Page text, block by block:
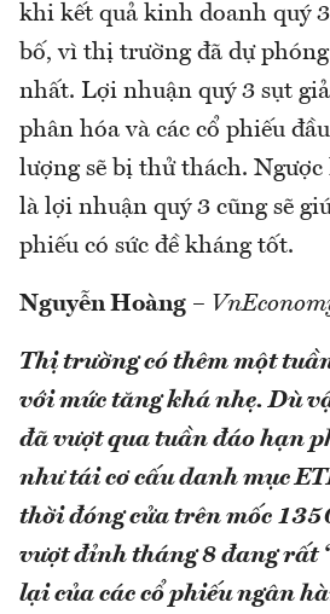
khi kết quả kinh doanh quý
bố, vì thị trường đã dự
nhất. Lợi nhuận quý 3 sụt
phân hóa và các cổ phiếu
lượng sẽ bị thử thách.
là lợi nhuận quý 3 cũng sẽ
phiếu có sức đề kháng tốt.
Nguyễn Hoàng –
Thị trường có thêm một
với mức tăng khá nhẹ. Dù
đã vượt qua tuần đáo hạn
như tái cơ cấu danh mục
thời đóng cửa trên mốc
vượt đỉnh tháng 8 đang rất
lại của các cổ phiếu ngân